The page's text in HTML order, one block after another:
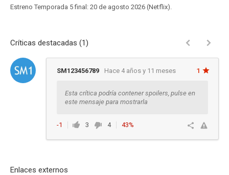
Estreno Temporada 5 final: 20 de agosto 2026 (Netflix).
Críticas destacadas (1)
SM123456789 Hace 4 años y 11 meses 1
Esta crítica podría contener spoilers, pulse en
este mensaje para mostrarla
-1 3 4
43%
Enlaces externos